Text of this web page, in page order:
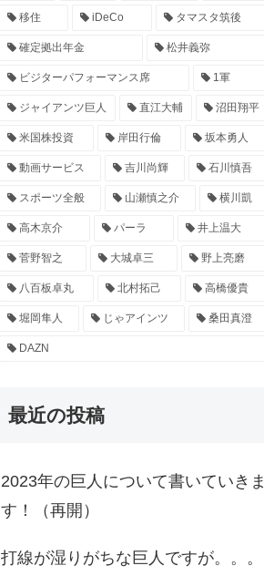
移住 iDeCo タマスタ筑後
確定拠出年金 松井義弥
ビジターパフォーマンス席 1軍
ジャイアンツ巨人 直江大輔 沼田翔平
米国株投資 岸田行倫 坂本勇人
動画サービス 吉川尚輝 石川慎吾
スポーツ全般 山瀬慎之介 横川凱
高木京介 パーラ 井上温大
菅野智之 大城卓三 野上亮磨
八百板卓丸 北村拓己 高橋優貴
堀岡隼人 じゃアインツ 桑田真澄
DAZN
最近の投稿
2023年の巨人について書いていきま
す！（再開）
打線が湿りがちな巨人ですが。。。